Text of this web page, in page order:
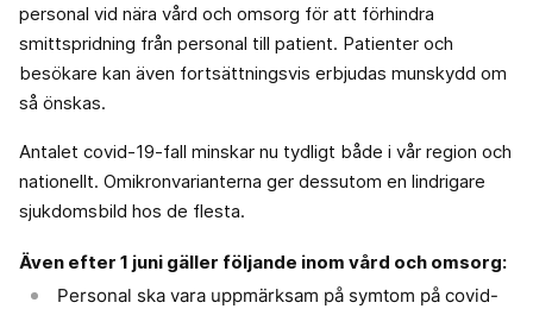
personal vid nära vård och omsorg för att förhindra
smittspridning från personal till patient. Patienter och
besökare kan även fortsättningsvis erbjudas munskydd om
så önskas.
Antalet covid-19-fall minskar nu tydligt både i vår region och
nationellt. Omikronvarianterna ger dessutom en lindrigare
sjukdomsbild hos de flesta.
Även efter 1 juni gäller följande inom vård och omsorg:
Personal ska vara uppmärksam på symtom på covid-